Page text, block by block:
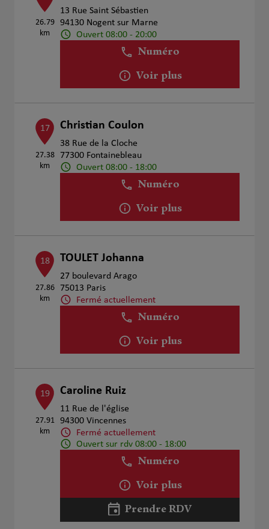
26.79
km
13 Rue Saint Sébastien
94130 Nogent sur Marne
Ouvert 08:00 - 20:00
Numéro
Voir plus
17
27.38
km
Christian Coulon
38 Rue de la Cloche
77300 Fontainebleau
Ouvert 08:00 - 18:00
Numéro
Voir plus
18
27.86
km
TOULET Johanna
27 boulevard Arago
75013 Paris
Fermé actuellement
Numéro
Voir plus
19
27.91
km
Caroline Ruiz
11 Rue de l'église
94300 Vincennes
Fermé actuellement
Ouvert sur rdv 08:00 - 18:00
Numéro
Voir plus
Prendre RDV